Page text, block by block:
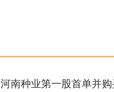
南种业第一股首单并购